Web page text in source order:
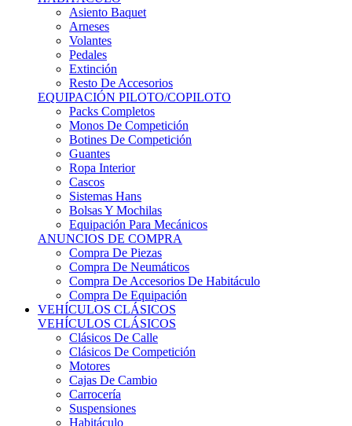
Arneses
Volantes
Pedales
Extinción
Resto De Accesorios
EQUIPACIÓN PILOTO/COPILOTO
Packs Completos
Monos De Competición
Botines De Competición
Guantes
Ropa Interior
Cascos
Sistemas Hans
Bolsas Y Mochilas
Equipación Para Mecánicos
ANUNCIOS DE COMPRA
Compra De Piezas
Compra De Neumáticos
Compra De Accesorios De Habitáculo
Compra De Equipación
VEHÍCULOS CLÁSICOS
VEHÍCULOS CLÁSICOS
Clásicos De Calle
Clásicos De Competición
Motores
Cajas De Cambio
Carrocería
Suspensiones
Habitáculo
Llantas